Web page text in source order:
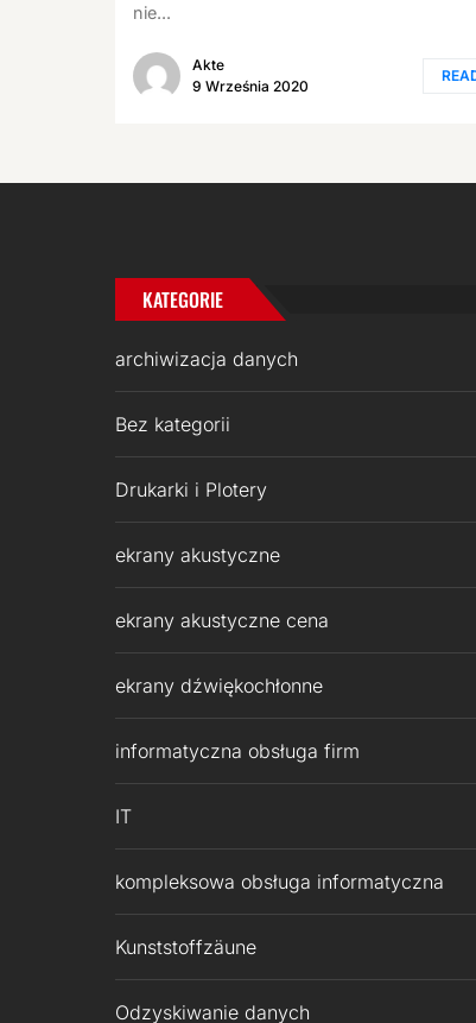
nie...
Akte
9 Września 2020
KATEGORIE
archiwizacja danych
Bez kategorii
Drukarki i Plotery
ekrany akustyczne
ekrany akustyczne cena
ekrany dźwiękochłonne
informatyczna obsługa firm
IT
kompleksowa obsługa informatyczna
Kunststoffzäune
Odzyskiwanie danych